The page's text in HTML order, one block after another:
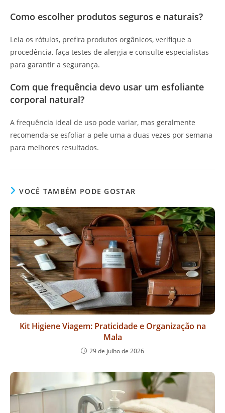
Como escolher produtos seguros e naturais?
Leia os rótulos, prefira produtos orgânicos, verifique a
procedência, faça testes de alergia e consulte especialistas
para garantir a segurança.
Com que frequência devo usar um esfoliante
corporal natural?
A frequência ideal de uso pode variar, mas geralmente
recomenda-se esfoliar a pele uma a duas vezes por semana
para melhores resultados.
VOCÊ TAMBÉM PODE GOSTAR
Kit Higiene Viagem: Praticidade e Organização na
Mala
29 de julho de 2026